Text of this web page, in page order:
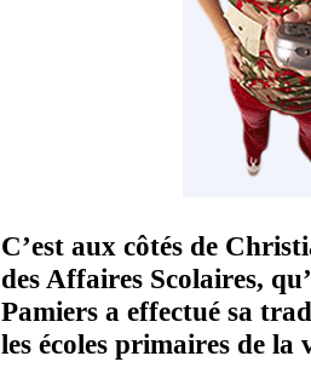
C’est aux côtés de
des Affaires Scolaires,
Pamiers a effectué sa
les écoles primaires de la